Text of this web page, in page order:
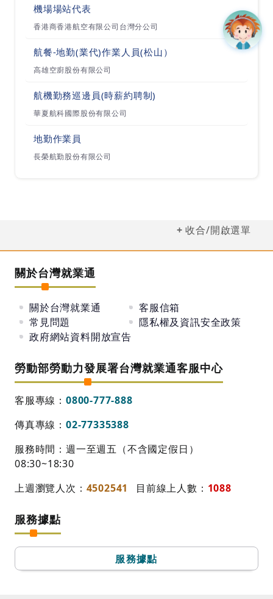
機場場站代表
香港商香港航空有限公司台灣分公司
航餐-地勤(業代)作業人員(松山）
高雄空廚股份有限公司
航機勤務巡邊員(時薪約聘制)
華夏航科國際股份有限公司
地勤作業員
長榮航勤股份有限公司
收合/開啟選單
關於台灣就業通
關於台灣就業通
客服信箱
常見問題
隱私權及資訊安全政策
政府網站資料開放宣告
勞動部勞動力發展署台灣就業通客服中心
客服專線： 0800-777-888
傳真專線： 02-77335388
服務時間：週一至週五（不含國定假日）
08:30~18:30
上週瀏覽人次： 4502541 目前線上人數： 1088
服務據點
服務據點